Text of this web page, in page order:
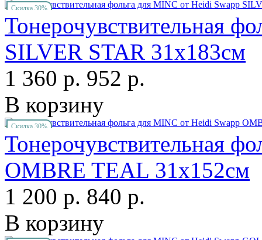
Скидка 30%
Тонерочувствительная
SILVER STAR 31х183см
1 360 р. 952 р.
В корзину
Скидка 30%
Тонерочувствительная
OMBRE TEAL 31х152см
1 200 р. 840 р.
В корзину